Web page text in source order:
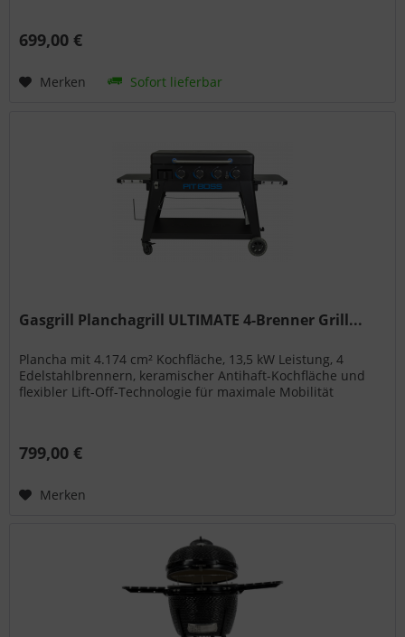
699,00 €
Merken Sofort lieferbar
Gasgrill Planchagrill ULTIMATE 4-Brenner Grill...
Plancha mit 4.174 cm² Kochfläche, 13,5 kW Leistung, 4
Edelstahlbrennern, keramischer Antihaft-Kochfläche und
flexibler Lift-Off-Technologie für maximale Mobilität
799,00 €
Merken